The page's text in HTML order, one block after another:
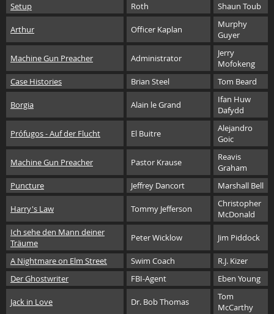
Setup
Roth Shaun Toub
Arthur Officer Kaplan
Murphy
Guyer
Machine Gun Preacher Administrator
Jerry
Mofokeng
Case Histories
Brian Steel Tom Beard
Borgia Alain le Grand
Ifan Huw
Dafydd
Prófugos - Auf der Flucht El Buitre
Alejandro
Goic
Machine Gun Preacher Pastor Krause
Reavis
Graham
Puncture
Jeffrey Dancort Marshall Bell
Harry's Law Tommy Jefferson
Christopher
McDonald
Ich sehe den Mann deiner
Träume
Peter Wicklow Jim Piddock
A Nightmare on Elm Street Swim Coach
R.J. Kizer
Der Ghostwriter
FBI-Agent Eben Young
Jack in Love Dr. Bob Thomas
Tom
McCarthy